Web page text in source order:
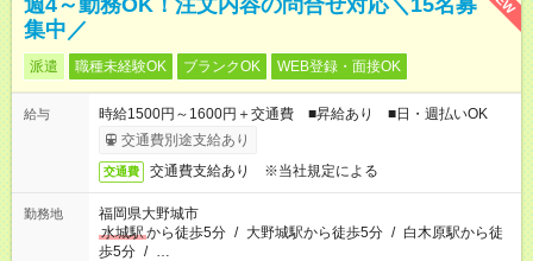
週4～勤務OK！注文内容の問合せ対応＼15名募
集中／
派遣 職種未経験OK ブランクOK WEB登録・面接OK
給与
時給1500円～1600円＋交通費 ■昇給あり ■日・週払いOK
交通費別途支給あり
交通費 交通費支給あり ※当社規定による
勤務地
福岡県大野城市
水城駅から徒歩5分 / 大野城駅から徒歩5分 / 白木原駅から徒
歩5分 / …